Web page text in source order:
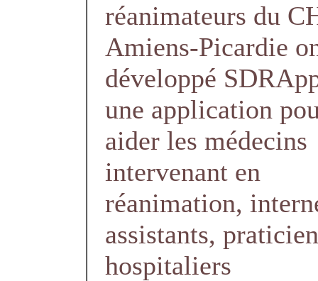
réanimateurs du
Amiens-Picardie
développé
une application
aider les médecins
intervenant en
réanimation,
assistants,
hospitaliers